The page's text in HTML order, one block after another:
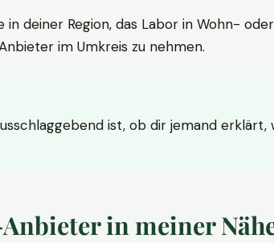
deiner Region, das Labor in Wohn-
im Umkreis zu nehmen.
ist, ob dir jemand
in meiner